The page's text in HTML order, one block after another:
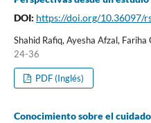
DOI: https://doi.org/10.36097/
Shahid Rafiq, Ayesha Afzal, Fariha
24-36
PDF (Inglés)
Conocimiento sobre el